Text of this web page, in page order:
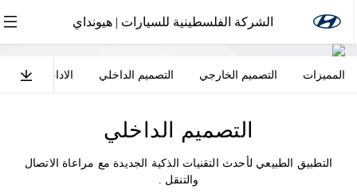
الشركة الفلسطينية للسيارات | هيونداي
سوناتا هايبرد
المميزات التصميم الخارجي التصميم الداخلي الاداء
التصميم الداخلي
التطبيق الطبيعي لأحدث التقنيات الذكية الجديدة مع مراعاة الاتصال
والتنقل .